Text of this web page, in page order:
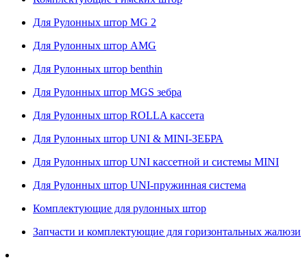
Для Рулонных штор MG 2
Для Рулонных штор AMG
Для Рулонных штор benthin
Для Рулонных штор MGS зебра
Для Рулонных штор ROLLA кассета
Для Рулонных штор UNI & MINI-ЗЕБРА
Для Рулонных штор UNI кассетной и системы MINI
Для Рулонных штор UNI-пружинная система
Комплектующие для рулонных штор
Запчасти и комплектующие для горизонтальных жалюзи